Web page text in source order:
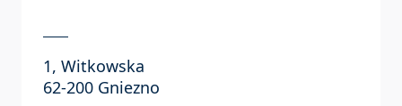
1, Witkowska
62-200 Gniezno